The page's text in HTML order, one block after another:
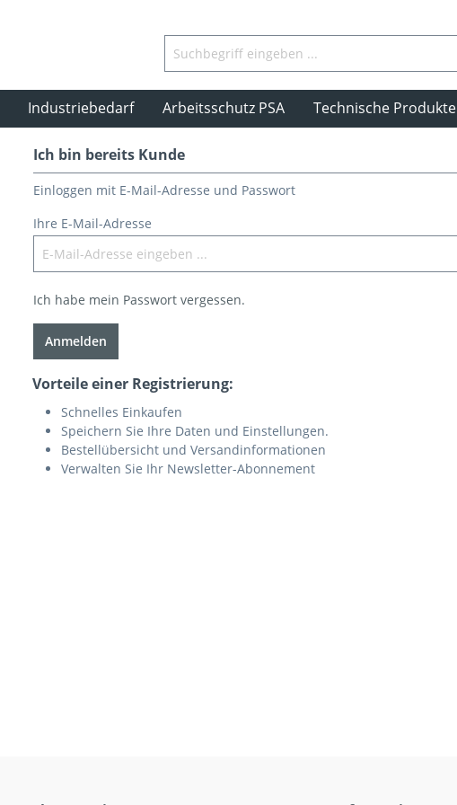
Industriebedarf Arbeitsschutz PSA Technische Produkte
Ich bin bereits Kunde
Einloggen mit E-Mail-Adresse und Passwort
Ihre E-Mail-Adresse
Ich habe mein Passwort vergessen.
Anmelden
Vorteile einer Registrierung:
Schnelles Einkaufen
Speichern Sie Ihre Daten und Einstellungen.
Bestellübersicht und Versandinformationen
Verwalten Sie Ihr Newsletter-Abonnement